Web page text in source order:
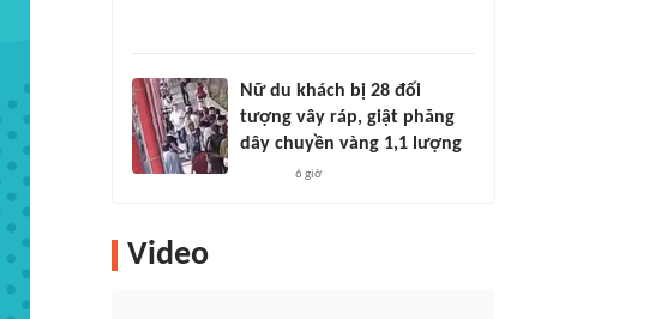
Nữ du khách bị 28 đối
tượng vây ráp, giật phăng
dây chuyền vàng 1,1 lượng
6 giờ
Video